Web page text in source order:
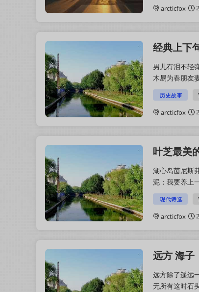
arcticfox
经典上下
男儿有泪不轻
木易为春朋友
捕千秋蝉今朝
历史故事
arcticfox
叶芝最美
湖心岛茵尼斯
泥；我要养上
宁慢慢儿滴下
现代诗选
arcticfox
远方 海子
远方除了遥远
无所有这时石